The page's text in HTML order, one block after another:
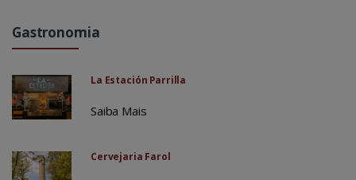
Gastronomia
La Estación Parrilla
Saiba Mais
Cervejaria Farol